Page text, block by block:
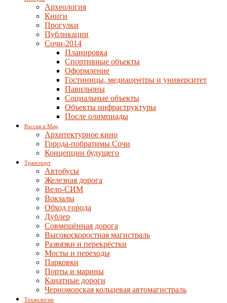
Археология
Книги
Прогулки
Публикации
Сочи-2014
Планировка
Спортивные объекты
Оформление
Гостиницы, медиацентры и университет
Павильоны
Социальные объекты
Объекты инфраструктуры
После олимпиады
Россия и Мир
Архитектурное кино
Города-побратимы Сочи
Концепции будущего
Транспорт
Автобусы
Железная дорога
Вело-СИМ
Вокзалы
Обход города
Дублер
Совмещённая дорога
Высокоскоростная магистраль
Развязки и перекрёстки
Мосты и переходы
Парковки
Порты и марины
Канатные дороги
Черноморская кольцевая автомагистраль
Технологии